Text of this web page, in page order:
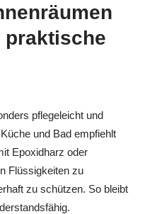
pflegeleicht und
und Bad empfiehlt
Epoxidharz oder
Flüssigkeiten zu
zu schützen. So bleibt